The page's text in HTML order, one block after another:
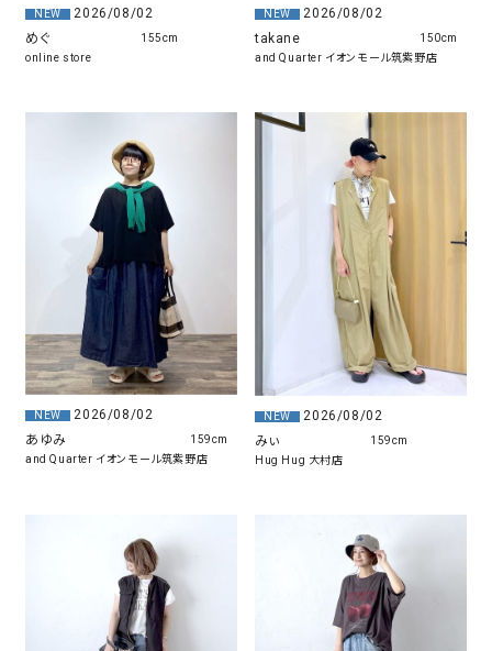
NEW
2026/08/02
めぐ
online store
155cm
NEW
2026/08/02
takane
and Quarter イオンモール筑紫野店
150cm
NEW
2026/08/02
あゆみ
and Quarter イオンモール筑紫野店
159cm
NEW
2026/08/02
みぃ
Hug Hug 大村店
159cm